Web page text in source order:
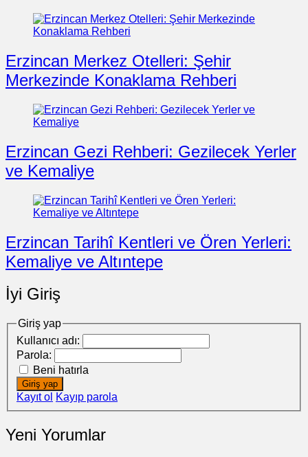
Erzincan Merkez Otelleri: Şehir
Merkezinde Konaklama Rehberi
Erzincan Gezi Rehberi: Gezilecek Yerler
ve Kemaliye
Erzincan Tarihî Kentleri ve Ören Yerleri:
Kemaliye ve Altıntepe
İyi Giriş
Giriş yap
Kullanıcı adı:
Parola:
Beni hatırla
Giriş yap
Kayıt ol Kayıp parola
Yeni Yorumlar